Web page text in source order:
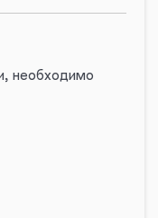
необходимо